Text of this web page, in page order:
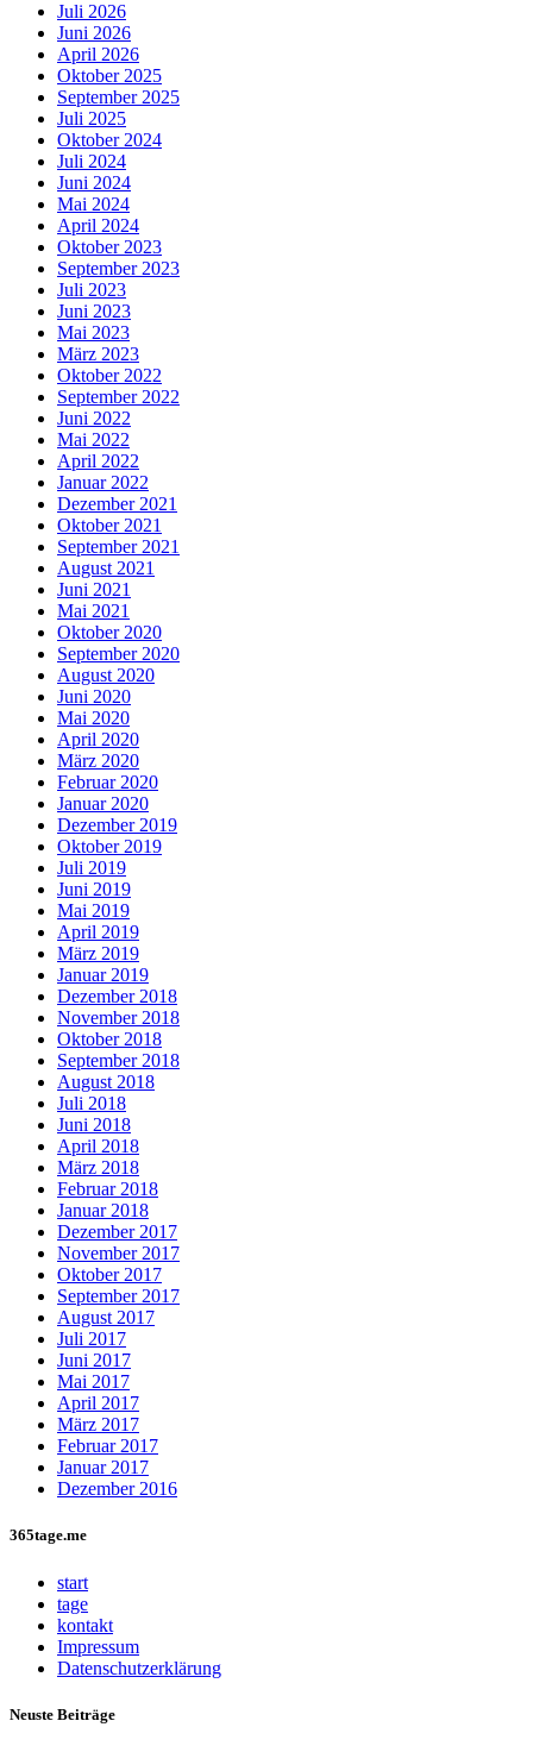
Juli 2026
Juni 2026
April 2026
Oktober 2025
September 2025
Juli 2025
Oktober 2024
Juli 2024
Juni 2024
Mai 2024
April 2024
Oktober 2023
September 2023
Juli 2023
Juni 2023
Mai 2023
März 2023
Oktober 2022
September 2022
Juni 2022
Mai 2022
April 2022
Januar 2022
Dezember 2021
Oktober 2021
September 2021
August 2021
Juni 2021
Mai 2021
Oktober 2020
September 2020
August 2020
Juni 2020
Mai 2020
April 2020
März 2020
Februar 2020
Januar 2020
Dezember 2019
Oktober 2019
Juli 2019
Juni 2019
Mai 2019
April 2019
März 2019
Januar 2019
Dezember 2018
November 2018
Oktober 2018
September 2018
August 2018
Juli 2018
Juni 2018
April 2018
März 2018
Februar 2018
Januar 2018
Dezember 2017
November 2017
Oktober 2017
September 2017
August 2017
Juli 2017
Juni 2017
Mai 2017
April 2017
März 2017
Februar 2017
Januar 2017
Dezember 2016
365tage.me
start
tage
kontakt
Impressum
Datenschutzerklärung
Neuste Beiträge